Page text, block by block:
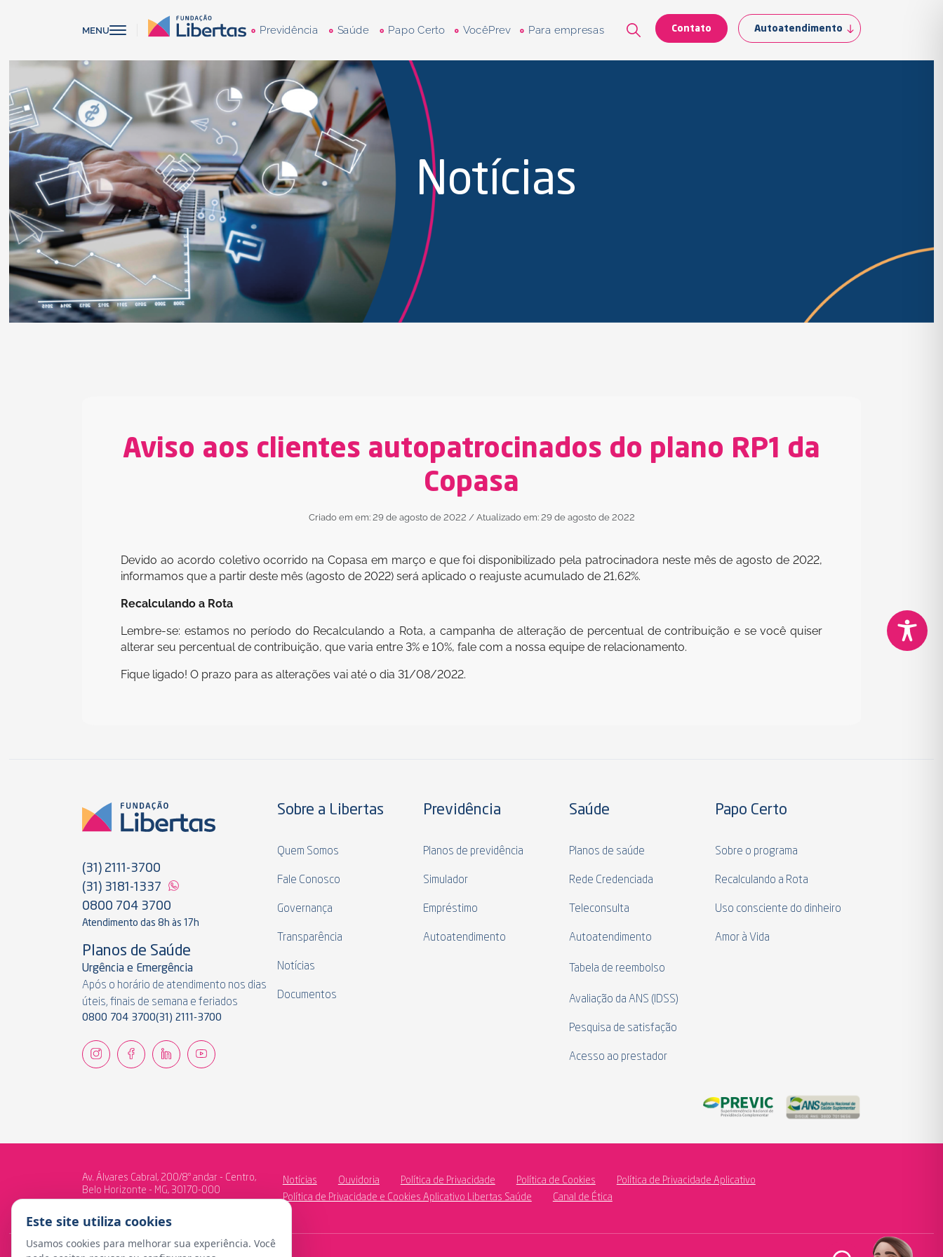
MENU Previdência Saúde Papo Certo VocêPrev Para empresas Contato Autoatendimento
Notícias
Aviso aos clientes autopatrocinados do plano RP1 da
Copasa
Criado em em: 29 de agosto de 2022 / Atualizado em: 29 de agosto de 2022
Devido ao acordo coletivo ocorrido na Copasa em março e que foi disponibilizado pela patrocinadora neste mês de agosto de 2022,
informamos que a partir deste mês (agosto de 2022) será aplicado o reajuste acumulado de 21,62%.
Recalculando a Rota
Lembre-se: estamos no período do Recalculando a Rota, a campanha de alteração de percentual de contribuição e se você quiser
alterar seu percentual de contribuição, que varia entre 3% e 10%, fale com a nossa equipe de relacionamento.
Fique ligado! O prazo para as alterações vai até o dia 31/08/2022.
(31) 2111-3700
(31) 3181-1337
0800 704 3700
Atendimento das 8h às 17h
Planos de Saúde
Urgência e Emergência
Após o horário de atendimento nos dias
úteis, finais de semana e feriados
0800 704 3700(31) 2111-3700
Sobre a Libertas
Quem Somos
Fale Conosco
Governança
Transparência
Notícias
Documentos
Previdência
Planos de previdência
Simulador
Empréstimo
Autoatendimento
Saúde
Planos de saúde
Rede Credenciada
Teleconsulta
Autoatendimento
Tabela de reembolso
Avaliação da ANS (IDSS)
Pesquisa de satisfação
Acesso ao prestador
Papo Certo
Sobre o programa
Recalculando a Rota
Uso consciente do dinheiro
Amor à Vida
Av. Álvares Cabral, 200/8º andar - Centro,
Belo Horizonte - MG, 30170-000
Notícias Ouvidoria Política de Privacidade Política de Cookies
Política de Privacidade Aplicativo
Política de Privacidade e Cookies Aplicativo Libertas Saúde
Canal de Ética
Este site utiliza cookies
Usamos cookies para melhorar sua experiência. Você